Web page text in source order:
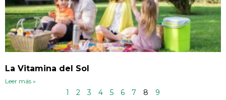
La Vitamina del Sol
Leer más »
1 2 3 4 5 6 7 8 9